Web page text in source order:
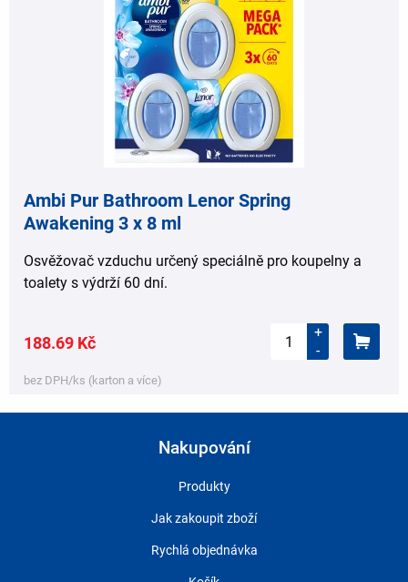
Ambi Pur Bathroom Lenor Spring
Awakening 3 x 8 ml
Osvěžovač vzduchu určený speciálně pro koupelny a
toalety s výdrží 60 dní.
188.69 Kč
+
-
bez DPH/ks (karton a více)
Nakupování
Produkty
Jak zakoupit zboží
Rychlá objednávka